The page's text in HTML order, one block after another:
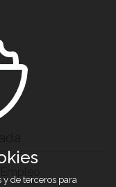
y de terceros para